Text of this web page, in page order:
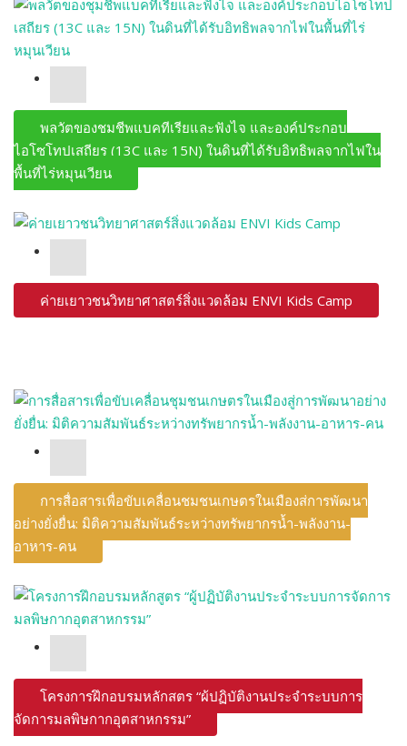
พลวัตของชุมชีพแบคทีเรียและฟังไจ และองค์ประกอบ
ไอโซโทปเสถียร (13C และ 15N) ในดินที่ได้รับอิทธิพลจากไฟใน
พื้นที่ไร่หมุนเวียน
ค่ายเยาวชนวิทยาศาสตร์สิ่งแวดล้อม ENVI Kids Camp
การสื่อสารเพื่อขับเคลื่อนชุมชนเกษตรในเมืองสู่การพัฒนา
อย่างยั่งยื่น: มิติความสัมพันธ์ระหว่างทรัพยากรน้ำ-พลังงาน-
อาหาร-คน
โครงการฝึกอบรมหลักสูตร “ผู้ปฏิบัติงานประจำระบบการ
จัดการมลพิษกากอุตสาหกรรม”